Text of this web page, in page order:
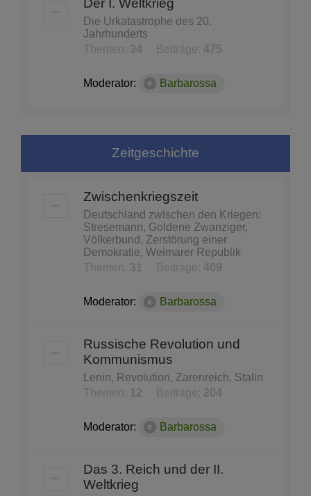
Der I. Weltkrieg
Die Urkatastrophe des 20.
Jahrhunderts
Themen: 34 Beiträge: 475
Moderator: Barbarossa
Zeitgeschichte
Zwischenkriegszeit
Deutschland zwischen den Kriegen:
Stresemann, Goldene Zwanziger,
Völkerbund, Zerstörung einer
Demokratie, Weimarer Republik
Themen: 31 Beiträge: 409
Moderator: Barbarossa
Russische Revolution und
Kommunismus
Lenin, Revolution, Zarenreich, Stalin
Themen:
12 Beiträge: 204
Moderator: Barbarossa
Das 3. Reich und der II.
Weltkrieg